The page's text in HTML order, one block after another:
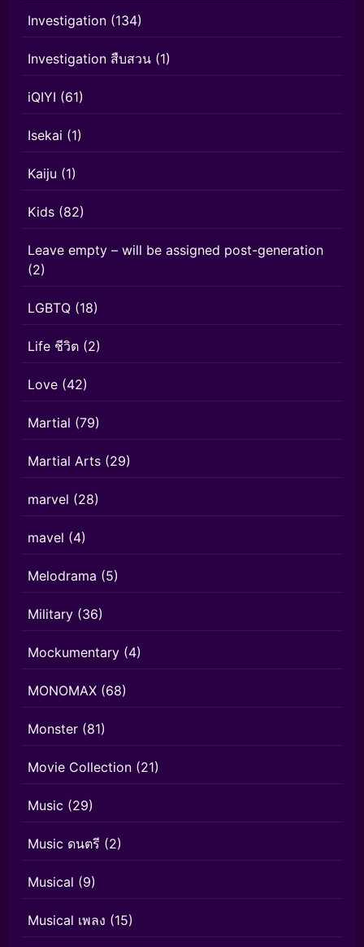
Investigation (134)
Investigation สืบสวน (1)
iQIYI (61)
Isekai (1)
Kaiju (1)
Kids (82)
Leave empty – will be assigned post-generation
(2)
LGBTQ (18)
Life ชีวิต (2)
Love (42)
Martial (79)
Martial Arts (29)
marvel (28)
mavel (4)
Melodrama (5)
Military (36)
Mockumentary (4)
MONOMAX (68)
Monster (81)
Movie Collection (21)
Music (29)
Music ดนตรี (2)
Musical (9)
Musical เพลง (15)